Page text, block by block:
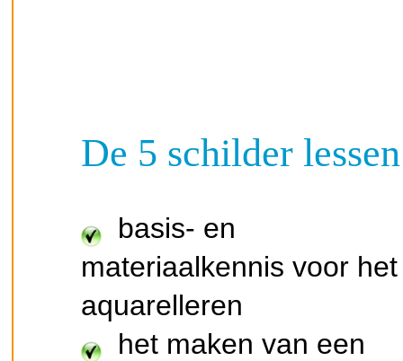
De 5 schilder
basis- en
materiaalkennis voor het
aquarelleren
het maken van een